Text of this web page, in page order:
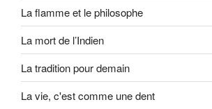
La flamme et le philosophe
La mort de l’Indien
La tradition pour demain
La vie, c'est comme une dent